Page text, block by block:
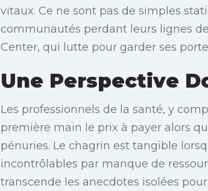
vitaux. Ce ne sont pas de simples
communautés perdant leurs lignes
Center, qui lutte pour garder ses
Une Perspective
Les professionnels de la santé, y
première main le prix à payer alors
pénuries. Le chagrin est tangible
incontrôlables par manque de
transcende les anecdotes isolées